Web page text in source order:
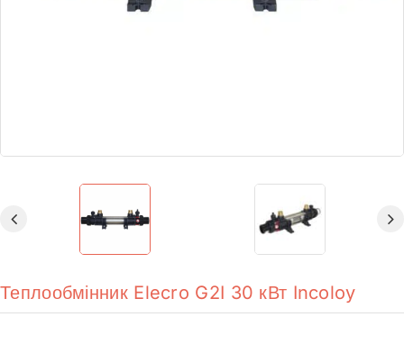
Теплообмінник Elecro G2I 30 кВт Incoloy